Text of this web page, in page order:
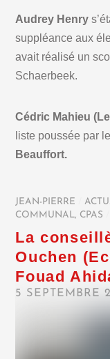
Audrey Henry
suppléance aux
avait réalisé un
Schaerbeek.
Cédric Mahieu
liste poussée par le
Beauffort.
JEAN-PIERRE
COMMUNAL, CPAS
La
Ouchen
Fouad
5 SEPTEMBRE